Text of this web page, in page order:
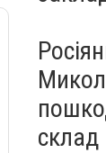
склад